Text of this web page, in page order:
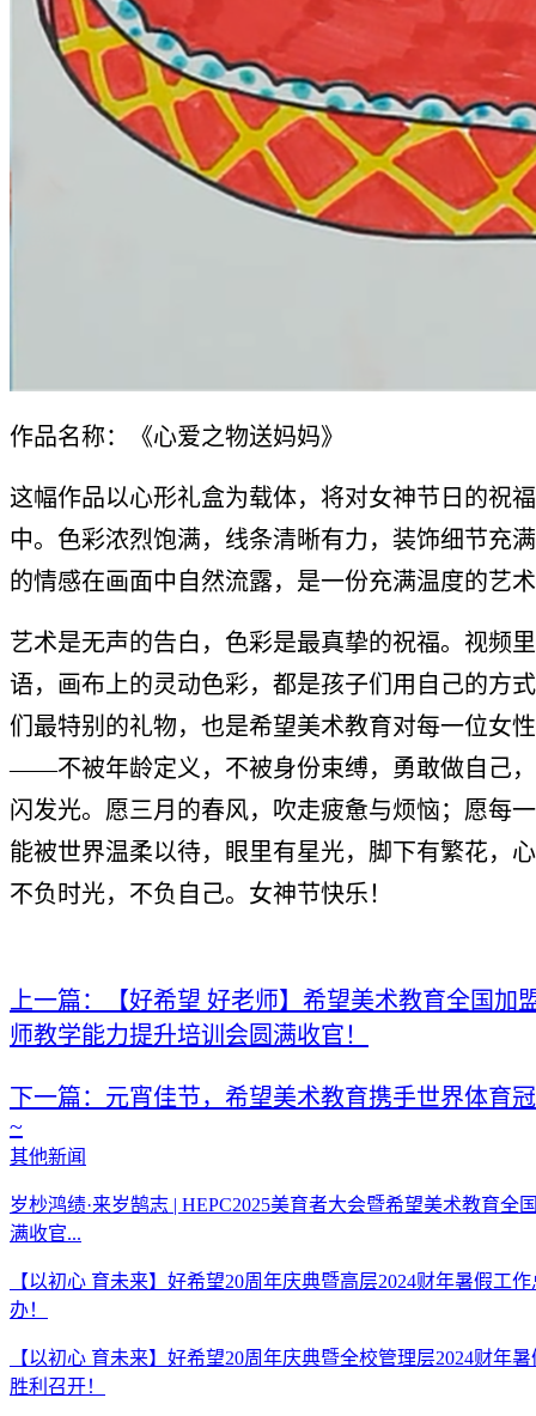
作品名称：《心爱之物送妈妈》
这幅作品以心形礼盒为载体，将对女神节日的祝
中。色彩浓烈饱满，线条清晰有力，装饰细节充
的情感在画面中自然流露，是一份充满温度的艺
艺术是无声的告白，色彩是最真挚的祝福。视频
语，画布上的灵动色彩，都是孩子们用自己的方
们最特别的礼物，也是希望美术教育对每一位女
——不被年龄定义，不被身份束缚，勇敢做自己
闪发光。愿三月的春风，吹走疲惫与烦恼；愿每
能被世界温柔以待，眼里有星光，脚下有繁花，
不负时光，不负自己。女神节快乐！
上一篇：【好希望 好老师】希望美术教育全国加
师教学能力提升培训会圆满收官！
下一篇：元宵佳节，希望美术教育携手世界体育
~
其他新闻
岁杪鸿绩·来岁鹄志 | HEPC2025美育者大会暨希望美术教育全
满收官...
【以初心 育未来】好希望20周年庆典暨高层2024财年暑假工
办！
【以初心 育未来】好希望20周年庆典暨全校管理层2024财年
胜利召开！